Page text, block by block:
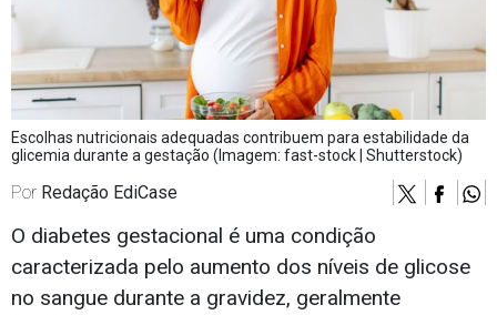
Escolhas nutricionais adequadas contribuem para estabilidade da
glicemia durante a gestação (Imagem: fast-stock | Shutterstock)
Por Redação EdiCase
O diabetes gestacional é uma condição
caracterizada pelo aumento dos níveis de glicose
no sangue durante a gravidez, geralmente